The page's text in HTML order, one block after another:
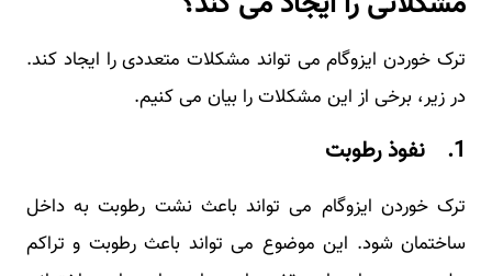
ترک خوردن ایزوگام می ‌تواند مشکلات متعددی را ایجاد کند.
در زیر، برخی از این مشکلات را بیان می ‌کنیم.
1. نفوذ رطوبت
ترک خوردن ایزوگام می ‌تواند باعث نشت رطوبت به داخل
ساختمان شود. این موضوع می‌ تواند باعث رطوبت و تراکم